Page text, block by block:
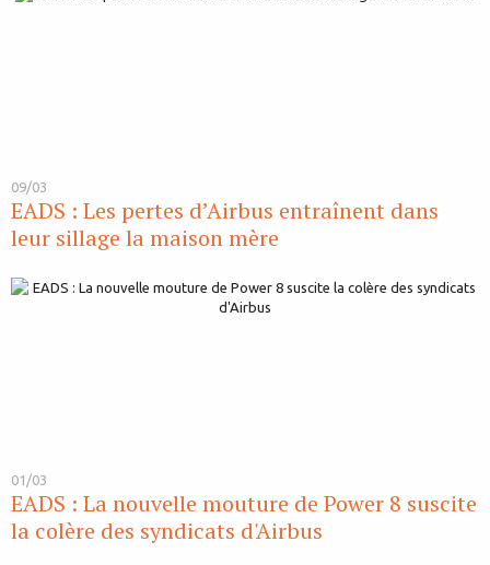
09/03
EADS : Les pertes d’Airbus entraînent dans
leur sillage la maison mère
01/03
EADS : La nouvelle mouture de Power 8 suscite
la colère des syndicats d'Airbus